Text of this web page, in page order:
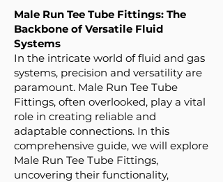
Male Run Tee Tube Fittings: The
Backbone of Versatile Fluid
Systems
In the intricate world of fluid and gas
systems, precision and versatility are
paramount. Male Run Tee Tube
Fittings, often overlooked, play a vital
role in creating reliable and
adaptable connections. In this
comprehensive guide, we will explore
Male Run Tee Tube Fittings,
uncovering their functionality,